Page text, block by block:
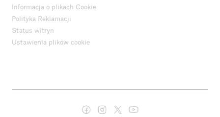
Informacja o plikach Cookie
Polityka Reklamacji
Status witryn
Ustawienia plików cookie